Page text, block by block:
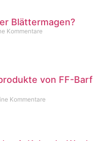
Blättermagen?
Kommentare
von FF-Barf
Kommentare